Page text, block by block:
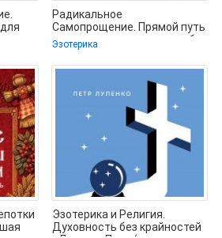
Радикальное
Самопрощение. Прямой путь
к подлинному приятию себя.
Колин Типпинг.
Эзотерика
Эзотерика и Религия.
Духовность без крайностей